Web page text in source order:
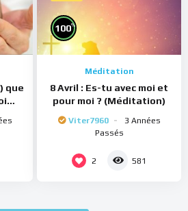
que
100%
Méditation
8 Avril : Es-tu avec moi et
pour moi ? (Méditation)
Viter7960
3 Années
Passés
2 581